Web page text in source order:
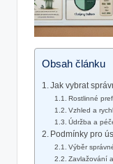
Obsah článku
Jak vybrat
Rostlinné
Vzhled a
Údržba a
Podmínky pro
Výběr
Zavlažování